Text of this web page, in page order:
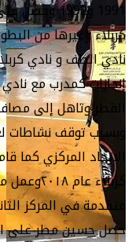
1991 و1992
كربلاء وغيرها من
نادي الطف و نادي
إنجازات كمدرب مع
وبسبب توقف نشاطات
الاتحاد المركزي كما
كربلاء
متقدمة في المركز